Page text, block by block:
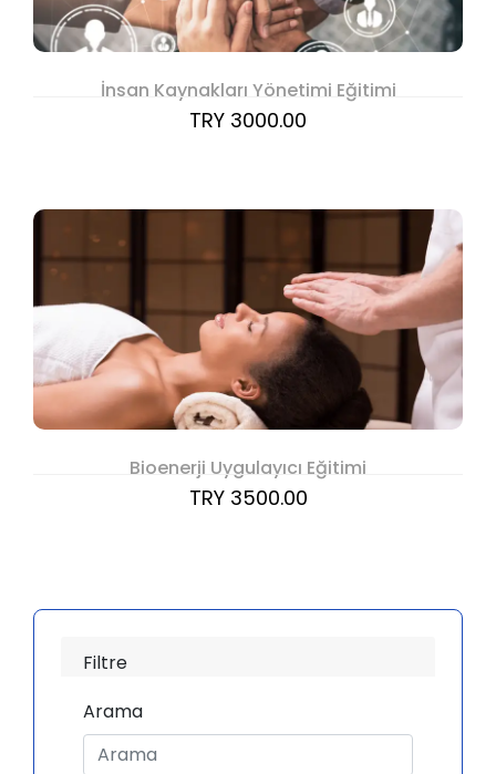
İnsan Kaynakları Yönetimi Eğitimi
TRY 3000.00
Bioenerji Uygulayıcı Eğitimi
TRY 3500.00
Filtre
Arama